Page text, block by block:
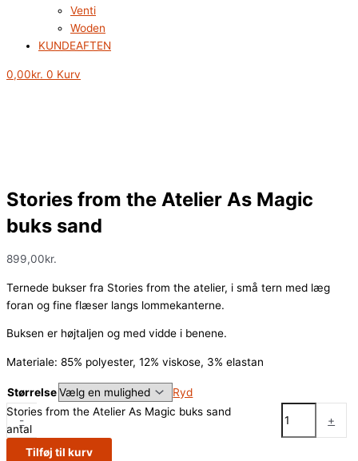
Venti
Woden
KUNDEAFTEN
0,00kr. 0 Kurv
Stories from the Atelier As Magic
buks sand
899,00kr.
Ternede bukser fra Stories from the atelier, i små tern med læg
foran og fine flæser langs lommekanterne.
Buksen er højtaljen og med vidde i benene.
Materiale: 85% polyester, 12% viskose, 3% elastan
Størrelse Ryd
-
Stories from the Atelier As Magic buks sand
antal
+
Tilføj til kurv